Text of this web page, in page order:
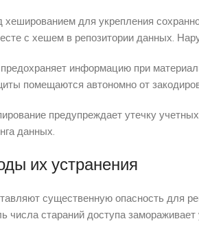
для укрепления
с хешем в репозитории данных.
информацию при
помещаются автономно от
предупреждает утечку
данных.
их устранения
существенную опасность для
числа стараний доступа